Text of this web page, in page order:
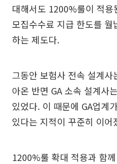
대해서도 1200%룰이 적
모집수수료 지급 한도를
하는 제도다.
그동안 보험사 전속 설계
아온 반면 GA 소속 설계사
있었다. 이 때문에 GA업계
있다는 지적이 꾸준히 이어
1200%룰 확대 적용과 함